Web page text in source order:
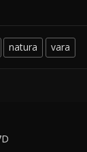
natura vara